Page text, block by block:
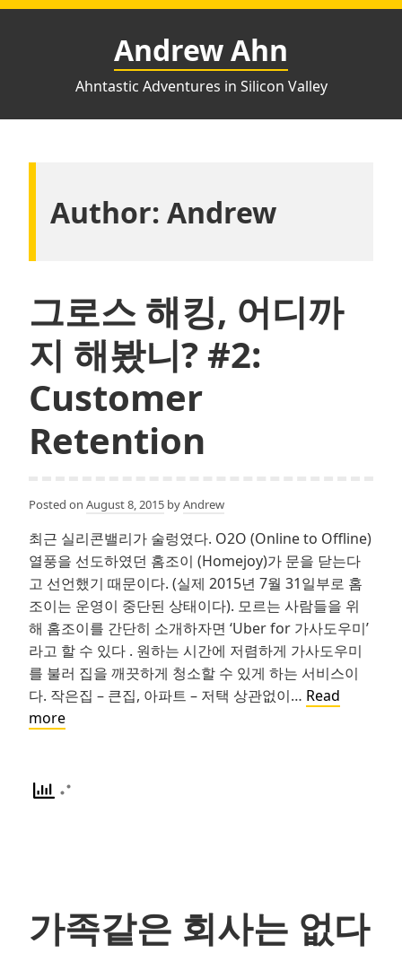
Skip
Andrew Ahn
Ahntastic Adventures in Silicon Valley
Author: Andrew
그로스 해킹, 어디까
지 해봤니? #2:
Customer
Retention
Posted on August 8, 2015 byAndrew
최근 실리콘밸리가 술렁였다. O2O (Online to Offline)
열풍을 선도하였던 홈조이 (Homejoy)가 문을 닫는다
고 선언했기 때문이다. (실제 2015년 7월 31일부로 홈
조이는 운영이 중단된 상태이다). 모르는 사람들을 위
해 홈조이를 간단히 소개하자면 ‘Uber for 가사도우미’
라고 할 수 있다 . 원하는 시간에 저렴하게 가사도우미
를 불러 집을 깨끗하게 청소할 수 있게 하는 서비스이
다. 작은집 – 큰집, 아파트 – 저택 상관없이… Read
more그
해
해
봤
가족같은 회사는 없다